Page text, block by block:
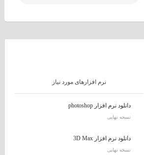
نرم افزارهای مورد نیاز
دانلود نرم افزار photoshop
نسخه نهایی
دانلود نرم افزار 3D Max
نسخه نهایی